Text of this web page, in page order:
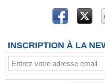
INSCRIPTION À LA